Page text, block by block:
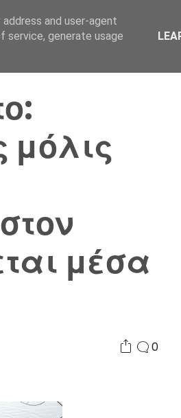
Ελλάδα Συνδικαλισμός Σ.Α.
μόλις
μέσα
0
and user-agent
service, generate usage